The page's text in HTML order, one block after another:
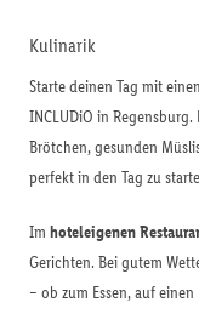
Kulinarik
Starte deinen Tag mit
INCLUDiO in
Brötchen, gesunden
perfekt in den Tag zu
Im hoteleigenen
Gerichten. Bei gutem
– ob zum Essen, auf